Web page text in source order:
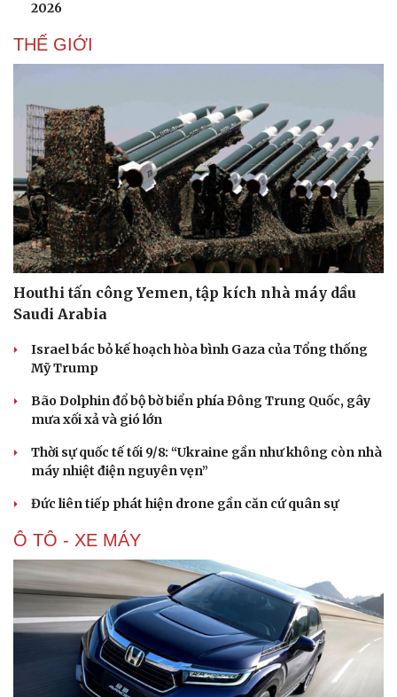
2026
THẾ GIỚI
Houthi tấn công Yemen, tập kích nhà máy dầu
Saudi Arabia
Israel bác bỏ kế hoạch hòa bình Gaza của Tổng thống
Mỹ Trump
Bão Dolphin đổ bộ bờ biển phía Đông Trung Quốc, gây
mưa xối xả và gió lớn
Thời sự quốc tế tối 9/8: “Ukraine gần như không còn nhà
máy nhiệt điện nguyên vẹn”
Đức liên tiếp phát hiện drone gần căn cứ quân sự
Ô TÔ - XE MÁY